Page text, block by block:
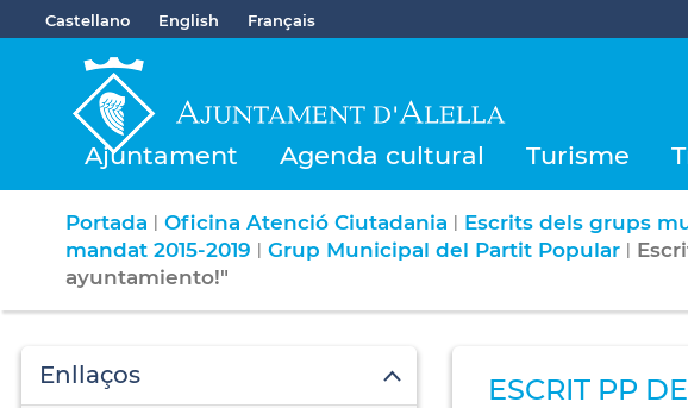
Castellano English Français
Ajuntament Agenda cultural Turisme
Portada | Oficina Atenció Ciutadania | Escrits dels grups
mandat 2015-2019 | Grup Municipal del Partit Popular |
ayuntamiento!"
Enllaços
ESCRIT PP